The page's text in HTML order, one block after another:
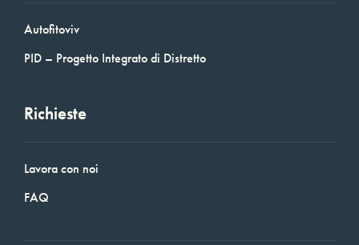
Autofitoviv
PID – Progetto Integrato di Distretto
Richieste
Lavora con noi
FAQ